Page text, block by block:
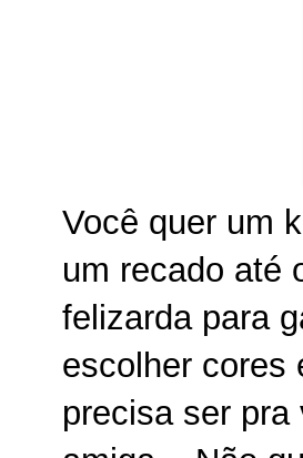
Você quer um
um recado até
felizarda para
escolher cores
precisa ser